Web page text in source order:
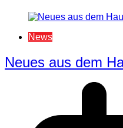
News
Neues aus dem